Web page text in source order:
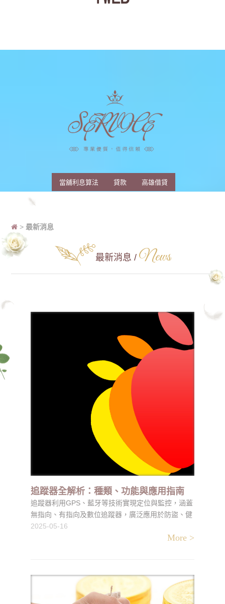
當舖利息算法 貸款 高雄借貸
> 最新消息
最新消息 / News
追蹤器全解析：種類、功能與應用指南
追蹤器利用GPS、藍牙等技術實現定位與監控，涵蓋
無指向、有指向及數位追蹤器，廣泛應用於防盜、健
康監測及物品管理，助您掌握目標動態，提升生活安
2025-05-16
More >